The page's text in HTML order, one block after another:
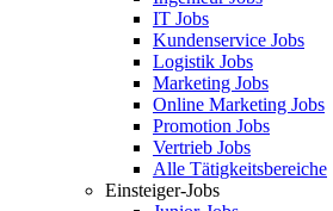
IT Jobs
Kundenservice Jobs
Logistik Jobs
Marketing Jobs
Online Marketing Jobs
Promotion Jobs
Vertrieb Jobs
Alle Tätigkeitsbereiche
Einsteiger-Jobs